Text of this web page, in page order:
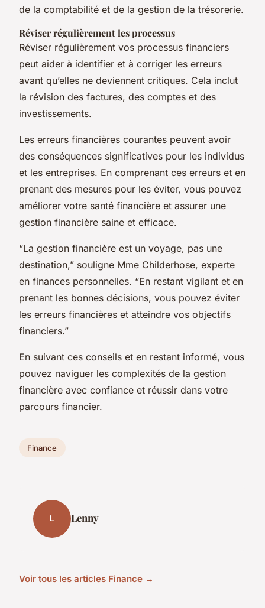
de la comptabilité et de la gestion de la trésorerie.
Réviser régulièrement les processus
Réviser régulièrement vos processus financiers
peut aider à identifier et à corriger les erreurs
avant qu’elles ne deviennent critiques. Cela inclut
la révision des factures, des comptes et des
investissements.
Les erreurs financières courantes peuvent avoir
des conséquences significatives pour les individus
et les entreprises. En comprenant ces erreurs et en
prenant des mesures pour les éviter, vous pouvez
améliorer votre santé financière et assurer une
gestion financière saine et efficace.
“La gestion financière est un voyage, pas une
destination,” souligne Mme Childerhose, experte
en finances personnelles. “En restant vigilant et en
prenant les bonnes décisions, vous pouvez éviter
les erreurs financières et atteindre vos objectifs
financiers.”
En suivant ces conseils et en restant informé, vous
pouvez naviguer les complexités de la gestion
financière avec confiance et réussir dans votre
parcours financier.
Finance
L Lenny
Voir tous les articles Finance →